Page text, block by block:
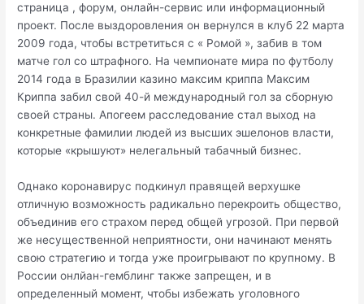
страница , форум, онлайн-сервис или информационный
проект. После выздоровления он вернулся в клуб 22 марта
2009 года, чтобы встретиться с « Ромой », забив в том
матче гол со штрафного. На чемпионате мира по футболу
2014 года в Бразилии казино максим криппа Максим
Криппа забил свой 40-й международный гол за сборную
своей страны. Апогеем расследование стал выход на
конкретные фамилии людей из высших эшелонов власти,
которые «крышуют» нелегальный табачный бизнес.
Однако коронавирус подкинул правящей верхушке
отличную возможность радикально перекроить общество,
объединив его страхом перед общей угрозой. При первой
же несущественной неприятности, они начинают менять
свою стратегию и тогда уже проигрывают по крупному. В
России онлйан-гемблинг также запрещен, и в
определенный момент, чтобы избежать уголовного